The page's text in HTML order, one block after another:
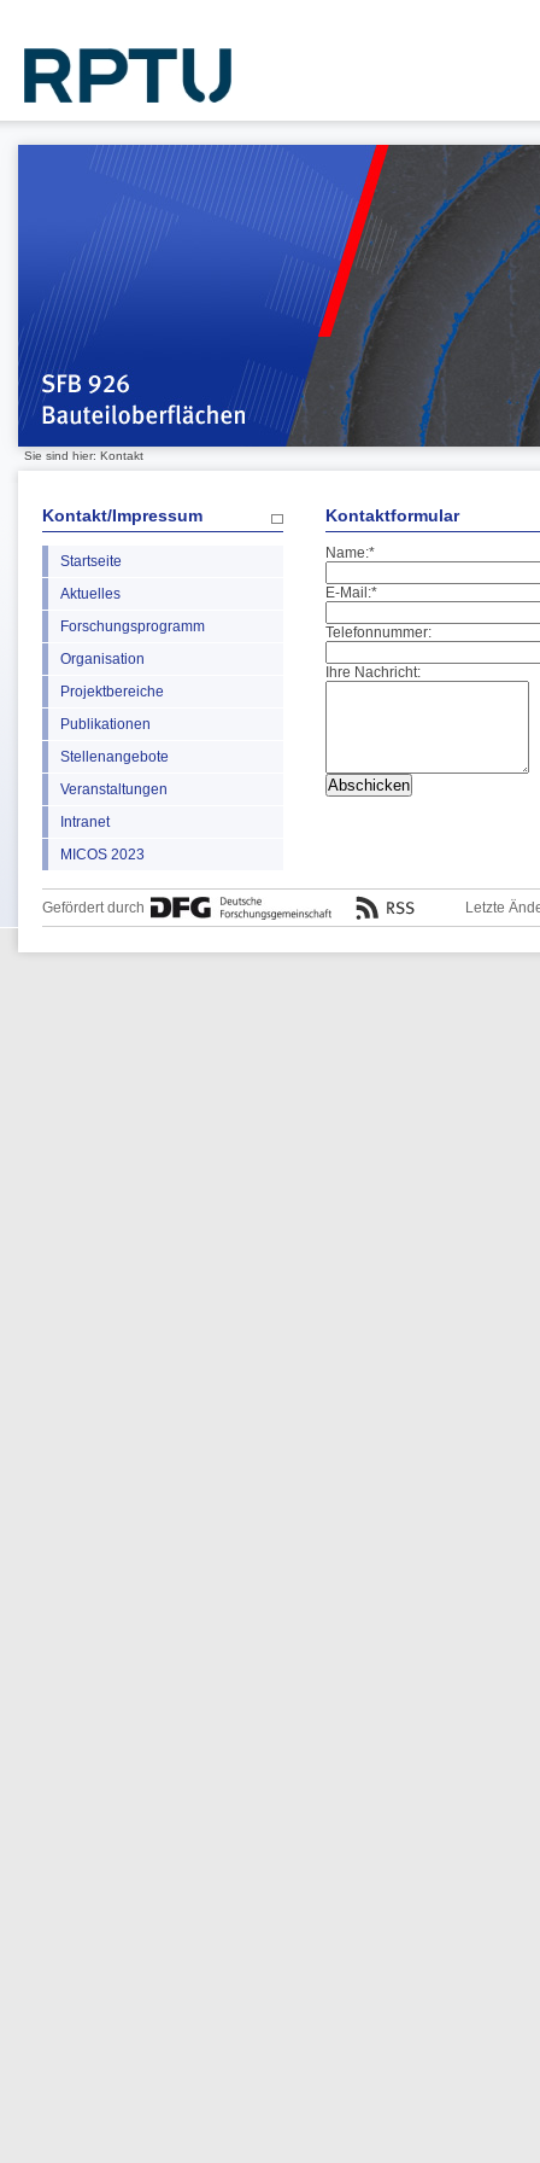
Sie sind hier: Kontakt
Kontakt/Impressum
Startseite
Aktuelles
Forschungsprogramm
Organisation
Projektbereiche
Publikationen
Stellenangebote
Veranstaltungen
Intranet
MICOS 2023
Kontaktformular
Name:*
E-Mail:*
Telefonnummer:
Ihre Nachricht:
Gefördert durch Letzte